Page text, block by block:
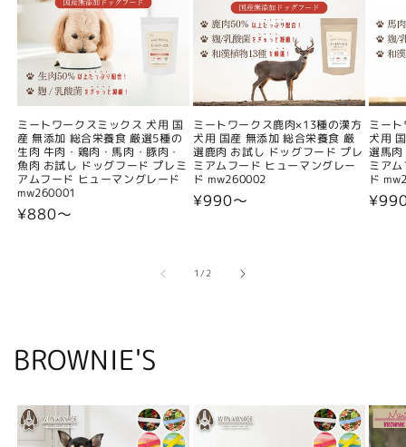
ミートワークスミックス 犬用 国
産 無添加 総合栄養食 厳選5種の
生肉 牛肉・鶏肉・馬肉・豚肉・
魚肉 お試し ドッグフード プレミ
アムフード ヒューマングレード
mw260001
通
¥880〜
ミートワークス鹿肉×13種の漢方
犬用 国産 無添加 総合栄養食 厳
選鹿肉 お試し ドッグフード プレ
ミアムフード ヒューマングレー
ド mw260002
通
¥990〜
ミー
犬用
選馬
ミア
ド
通
1/の
2
BROWNIE'S